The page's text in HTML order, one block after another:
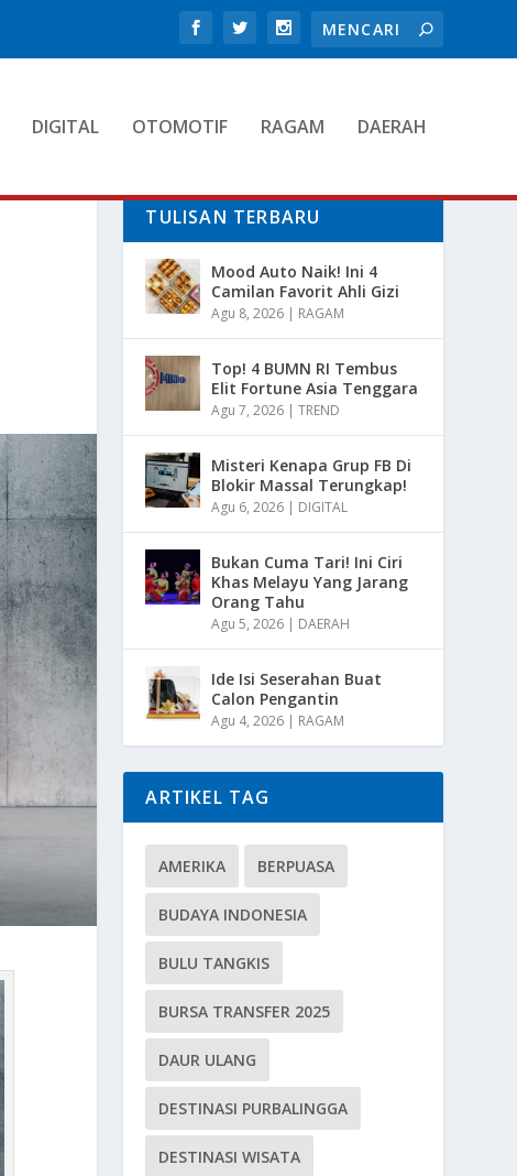
DIGITAL OTOMOTIF RAGAM DAERAH
TULISAN TERBARU
Mood Auto Naik! Ini 4
Camilan Favorit Ahli Gizi
Agu 8, 2026 | RAGAM
Top! 4 BUMN RI Tembus
Elit Fortune Asia Tenggara
Agu 7, 2026 |TREND
Misteri Kenapa Grup FB Di
Blokir Massal Terungkap!
Agu 6, 2026 | DIGITAL
Bukan Cuma Tari! Ini Ciri
Khas Melayu Yang Jarang
Orang Tahu
Agu 5, 2026 | DAERAH
Ide Isi Seserahan Buat
Calon Pengantin
Agu 4, 2026 | RAGAM
ARTIKEL TAG
AMERIKA BERPUASA
BUDAYA INDONESIA
BULU TANGKIS
BURSA TRANSFER 2025
DAUR ULANG
DESTINASI PURBALINGGA
DESTINASI WISATA